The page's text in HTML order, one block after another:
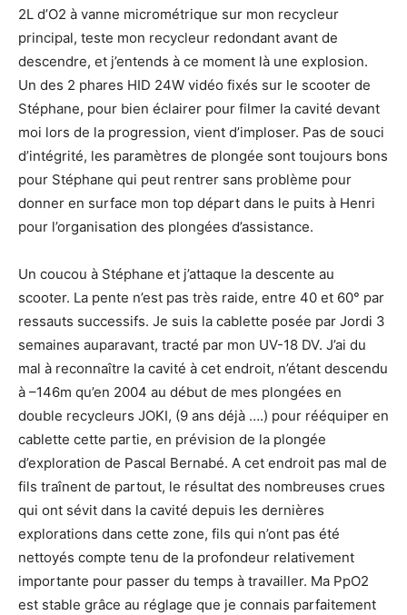
2L d’O2 à vanne micrométrique sur mon recycleur
principal, teste mon recycleur redondant avant de
descendre, et j’entends à ce moment là une explosion.
Un des 2 phares HID 24W vidéo fixés sur le scooter de
Stéphane, pour bien éclairer pour filmer la cavité devant
moi lors de la progression, vient d’imploser. Pas de souci
d’intégrité, les paramètres de plongée sont toujours bons
pour Stéphane qui peut rentrer sans problème pour
donner en surface mon top départ dans le puits à Henri
pour l’organisation des plongées d’assistance.
Un coucou à Stéphane et j’attaque la descente au
scooter. La pente n’est pas très raide, entre 40 et 60° par
ressauts successifs. Je suis la cablette posée par Jordi 3
semaines auparavant, tracté par mon UV-18 DV. J’ai du
mal à reconnaître la cavité à cet endroit, n’étant descendu
à –146m qu’en 2004 au début de mes plongées en
double recycleurs JOKI, (9 ans déjà ….) pour rééquiper en
cablette cette partie, en prévision de la plongée
d’exploration de Pascal Bernabé. A cet endroit pas mal de
fils traînent de partout, le résultat des nombreuses crues
qui ont sévit dans la cavité depuis les dernières
explorations dans cette zone, fils qui n’ont pas été
nettoyés compte tenu de la profondeur relativement
importante pour passer du temps à travailler. Ma PpO2
est stable grâce au réglage que je connais parfaitement